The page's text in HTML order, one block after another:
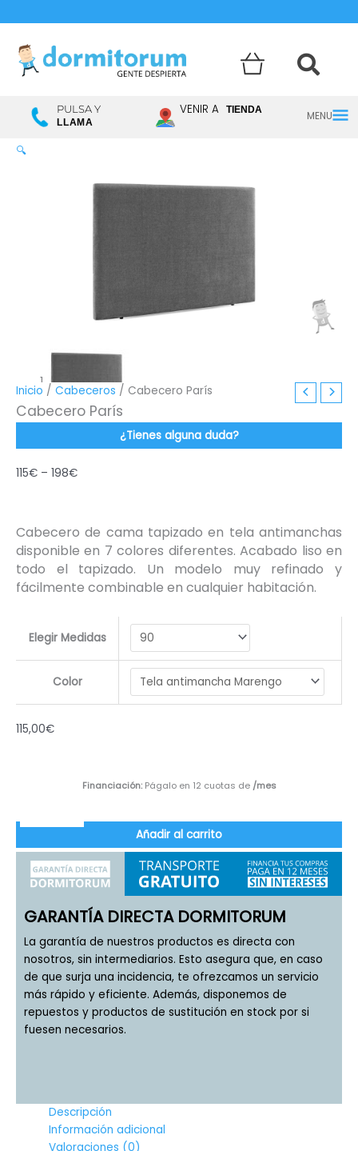
Menú
PULSA Y
LLAMA
VENIR A TIENDA
🔍
Inicio / Cabeceros / Cabecero París
Cabecero París
¿Tienes alguna duda?
115€ – 198€
Cabecero de cama tapizado en tela antimanchas
disponible en 7 colores diferentes. Acabado liso en
todo el tapizado. Un modelo muy refinado y
fácilmente combinable en cualquier habitación.
Elegir Medidas
Color
115,00€
Financiación: Págalo en 12 cuotas de /mes
Añadir al carrito
GARANTÍA DIRECTA DORMITORUM
La garantía de nuestros productos es directa con
nosotros, sin intermediarios. Esto asegura que, en caso
de que surja una incidencia, te ofrezcamos un servicio
más rápido y eficiente. Además, disponemos de
repuestos y productos de sustitución en stock por si
fuesen necesarios.
Descripción
Información adicional
Valoraciones (0)